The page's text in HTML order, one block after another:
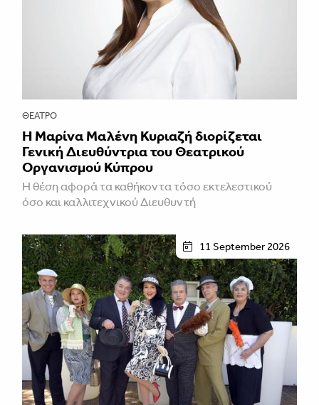
ΘΈΑΤΡΟ
Η Μαρίνα Μαλένη Κυριαζή διορίζεται
Γενική Διευθύντρια του Θεατρικού
Οργανισμού Κύπρου
Η θέση αφορά τα καθήκοντα τόσο εκτελεστικού
όσο και καλλιτεχνικού Διευθυντή
11 September 2026